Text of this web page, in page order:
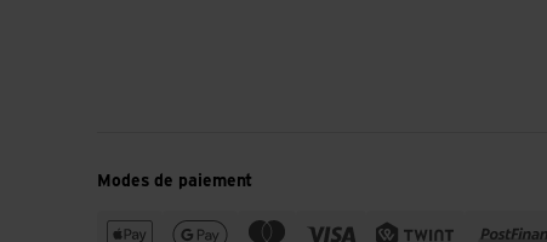
Modes de paiement